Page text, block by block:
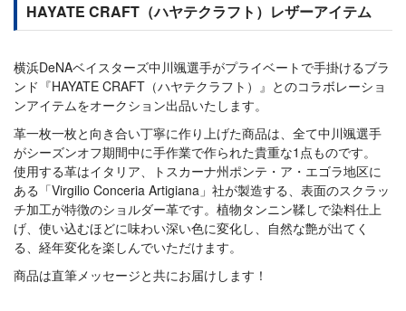
HAYATE CRAFT（ハヤテクラフト）レザーアイテム
横浜DeNAベイスターズ中川颯選手がプライベートで手掛けるブラ
ンド『HAYATE CRAFT（ハヤテクラフト）』とのコラボレーショ
ンアイテムをオークション出品いたします。
革一枚一枚と向き合い丁寧に作り上げた商品は、全て中川颯選手
がシーズンオフ期間中に手作業で作られた貴重な1点ものです。
使用する革はイタリア、トスカーナ州ポンテ・ア・エゴラ地区に
ある「Virgilio Conceria Artigiana」社が製造する、表面のスクラッ
チ加工が特徴のショルダー革です。植物タンニン鞣しで染料仕上
げ、使い込むほどに味わい深い色に変化し、自然な艶が出てく
る、経年変化を楽しんでいただけます。
商品は直筆メッセージと共にお届けします！